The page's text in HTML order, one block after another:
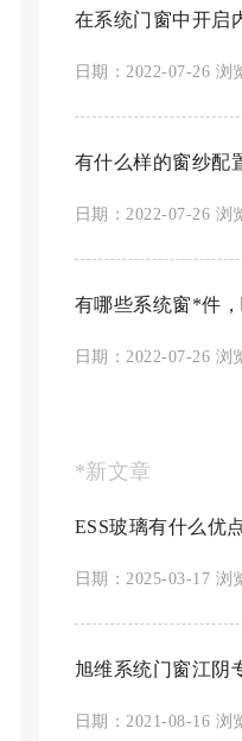
日期：2022-07-26 浏
有什么样的窗纱配
日期：2022-07-26 浏
有哪些系统窗*件
日期：2022-07-26 浏
*新文章
ESS玻璃有什么优
日期：2025-03-17 浏
旭维系统门窗江阴
日期：2021-08-16 浏